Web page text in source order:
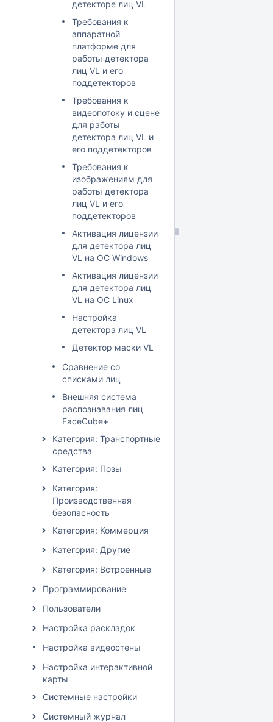
детекторе лиц VL
Требования к
аппаратной
платформе для
работы детектора
лиц VL и его
поддетекторов
Требования к
видеопотоку и сцене
для работы
детектора лиц VL и
его поддетекторов
Требования к
изображениям для
работы детектора
лиц VL и его
поддетекторов
Активация лицензии
для детектора лиц
VL на ОС Windows
Активация лицензии
для детектора лиц
VL на ОС Linux
Настройка
детектора лиц VL
Детектор маски VL
Сравнение со
списками лиц
Внешняя система
распознавания лиц
FaceCube+
Категория: Транспортные
средства
Категория: Позы
Категория:
Производственная
безопасность
Категория: Коммерция
Категория: Другие
Категория: Встроенные
Программирование
Пользователи
Настройка раскладок
Настройка видеостены
Настройка интерактивной
карты
Системные настройки
Системный журнал